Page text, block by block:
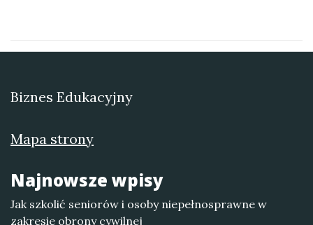
Biznes Edukacyjny
Mapa strony
Najnowsze wpisy
Jak szkolić seniorów i osoby niepełnosprawne w
zakresie obrony cywilnej